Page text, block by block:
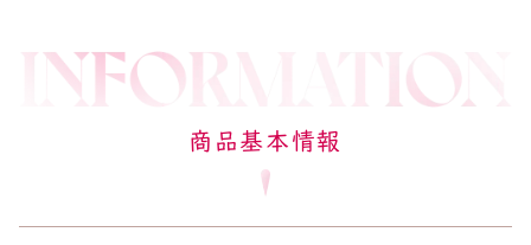
商品基本情報